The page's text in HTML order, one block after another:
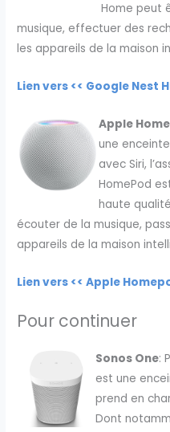
Home peut
musique, effectuer des
les appareils de la maison
Lien vers << Google Nest
Apple
une
avec Siri,
HomePod
haute
écouter de la musique,
appareils de la maison
Lien vers << Apple
Pour continuer
Sonos One:
est une
prend en
Dont